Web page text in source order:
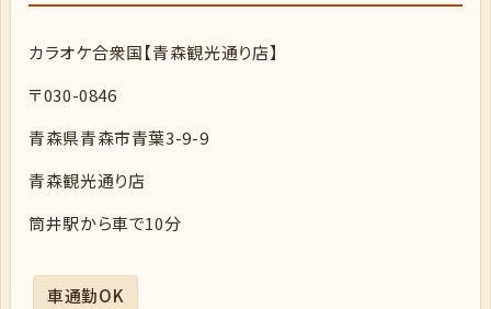
カラオケ合衆国【青森観光通り店】
〒030-0846
青森県青森市青葉3-9-9
青森観光通り店
筒井駅から車で10分
車通勤OK